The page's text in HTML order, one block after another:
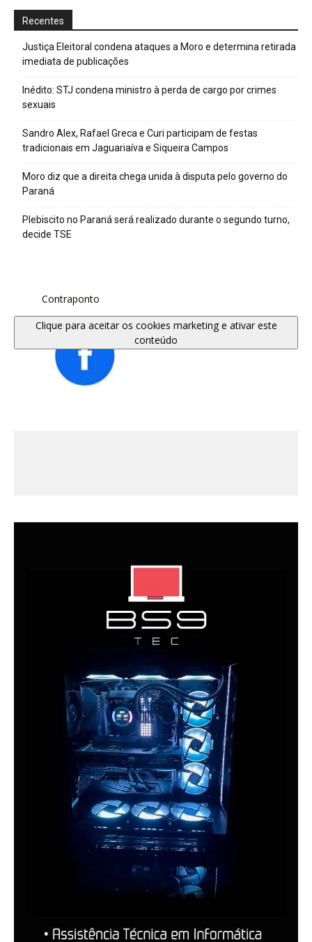
Recentes
Justiça Eleitoral condena ataques a Moro e determina retirada
imediata de publicações
Inédito: STJ condena ministro à perda de cargo por crimes
sexuais
Sandro Alex, Rafael Greca e Curi participam de festas
tradicionais em Jaguariaíva e Siqueira Campos
Moro diz que a direita chega unida à disputa pelo governo do
Paraná
Plebiscito no Paraná será realizado durante o segundo turno,
decide TSE
Contraponto
Clique para aceitar os cookies marketing e ativar este
conteúdo